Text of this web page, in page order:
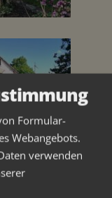
Formular-
Webangebots.
verwenden